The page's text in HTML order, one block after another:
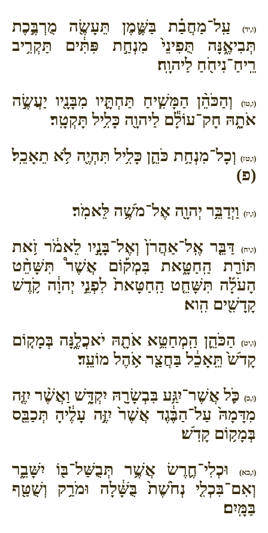
(ו,יד)
עַֽל־מַחֲבַ֗ת בַּשֶּׁ֛מֶן תֵּעָשֶׂ֖ה מֻרְבֶּ֣כֶת
תְּבִיאֶ֑נָּה תֻּפִינֵי֙ מִנְחַ֣ת פִּתִּ֔ים תַּקְרִ֥יב
רֵֽיחַ־נִיחֹ֖חַ לַיהוָֽה׃
(ו,טו)
וְהַכֹּהֵ֨ן הַמָּשִׁ֧יחַ תַּחְתָּ֛יו מִבָּנָ֖יו יַעֲשֶׂ֣ה
אֹתָ֑הּ חָק־עוֹלָ֕ם לַיהוָ֖ה כָּלִ֥יל תָּקְטָֽר׃
(ו,טז) וְכָל־מִנְחַ֥ת כֹּהֵ֛ן כָּלִ֥יל תִּהְיֶ֖ה לֹ֥א תֵאָכֵֽל׃
(פ)
(ו,יז) וַיְדַבֵּ֥ר יְהוָ֖ה אֶל־מֹשֶׁ֥ה לֵּאמֹֽר׃
(ו,יח)
דַּבֵּ֤ר אֶֽל־אַהֲרֹן֙ וְאֶל־בָּנָ֣יו לֵאמֹ֔ר זֹ֥את
תּוֹרַ֖ת הַֽחַטָּ֑את בִּמְק֡וֹם אֲשֶׁר֩ תִּשָּׁחֵ֨ט
הָעֹלָ֜ה תִּשָּׁחֵ֤ט הַֽחַטָּאת֙ לִפְנֵ֣י יְהוָ֔ה קֹ֥דֶשׁ
קָֽדָשִׁ֖ים הִֽוא׃
(ו,יט)
הַכֹּהֵ֛ן הַֽמְחַטֵּ֥א אֹתָ֖הּ יֹאכֲלֶ֑נָּה בְּמָק֤וֹם
קָדֹשׁ֙ תֵּֽאָכֵ֔ל בַּחֲצַ֖ר אֹ֥הֶל מוֹעֵֽד׃
(ו,כ) כֹּ֛ל אֲשֶׁר־יִגַּ֥ע בִּבְשָׂרָ֖הּ יִקְדָּ֑שׁ וַאֲשֶׁ֨ר יִזֶּ֤ה
מִדָּמָהּ֙ עַל־הַבֶּ֔גֶד אֲשֶׁר֙ יִזֶּ֣ה עָלֶ֔יהָ תְּכַבֵּ֖ס
בְּמָק֥וֹם קָדֹֽשׁ׃
(ו,כא)
וּכְלִי־חֶ֛רֶשׂ אֲשֶׁ֥ר תְּבֻשַּׁל־בּ֖וֹ יִשָּׁבֵ֑ר
וְאִם־בִּכְלִ֤י נְחֹ֙שֶׁת֙ בֻּשָּׁ֔לָה וּמֹרַ֥ק וְשֻׁטַּ֖ף
בַּמָּֽיִם׃